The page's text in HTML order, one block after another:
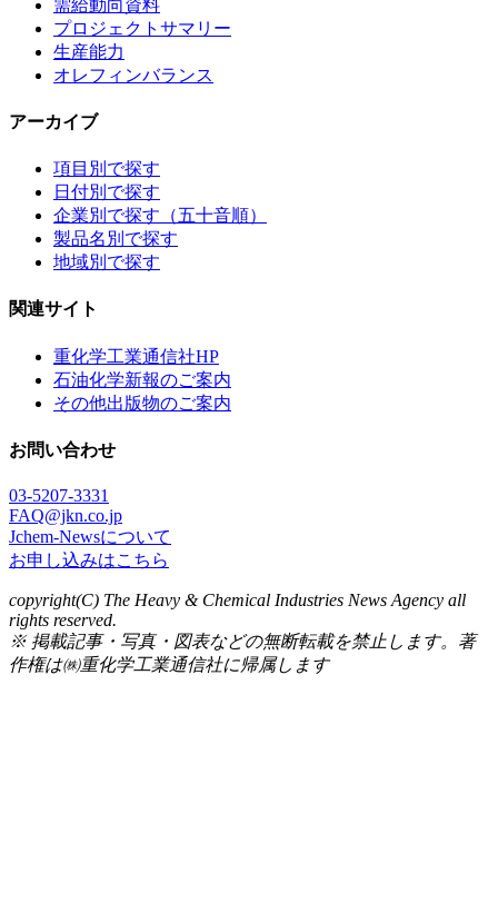
需給動向資料
プロジェクトサマリー
生産能力
オレフィンバランス
アーカイブ
項目別で探す
日付別で探す
企業別で探す（五十音順）
製品名別で探す
地域別で探す
関連サイト
重化学工業通信社HP
石油化学新報のご案内
その他出版物のご案内
お問い合わせ
03-5207-3331
FAQ@jkn.co.jp
Jchem-Newsについて
お申し込みはこちら
copyright(C) The Heavy & Chemical Industries News Agency all
rights reserved.
※ 掲載記事・写真・図表などの無断転載を禁止します。著
作権は㈱重化学工業通信社に帰属します